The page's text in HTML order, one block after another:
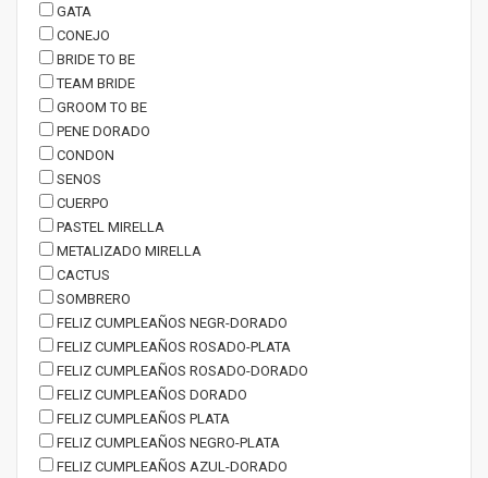
GATA
CONEJO
BRIDE TO BE
TEAM BRIDE
GROOM TO BE
PENE DORADO
CONDON
SENOS
CUERPO
PASTEL MIRELLA
METALIZADO MIRELLA
CACTUS
SOMBRERO
FELIZ CUMPLEAÑOS NEGR-DORADO
FELIZ CUMPLEAÑOS ROSADO-PLATA
FELIZ CUMPLEAÑOS ROSADO-DORADO
FELIZ CUMPLEAÑOS DORADO
FELIZ CUMPLEAÑOS PLATA
FELIZ CUMPLEAÑOS NEGRO-PLATA
FELIZ CUMPLEAÑOS AZUL-DORADO